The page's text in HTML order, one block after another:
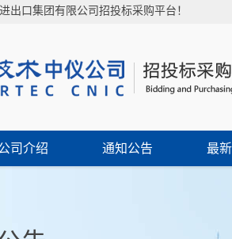
出口集团有限公司招投标采购平台！
司介绍 通知公告 最